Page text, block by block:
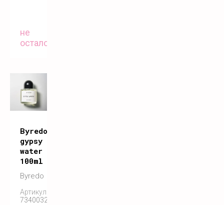
не
осталось
Byredo
gypsy
water
100ml
Byredo
Артикул:
7340032860351